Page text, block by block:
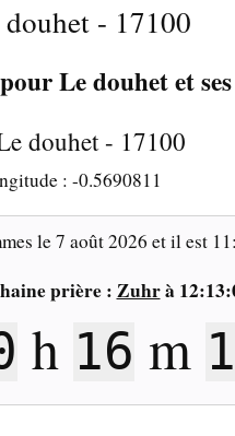
- 17100
Le douhet et
douhet - 17100
: -0.5690811
le7 août 2026 et il est
prière : Zuhrà
h 16 m